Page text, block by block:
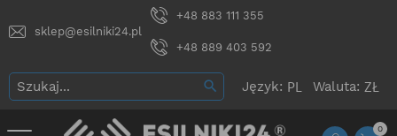
sklep@esilniki24.pl
+48 883 111 355
+48 889 403 592
Język: Waluta:
0